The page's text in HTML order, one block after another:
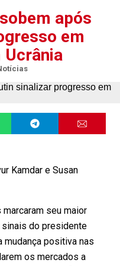
após
em
Ucrânia
Kamdar e Susan
seu maior
sinais do presidente
mudança positiva nas
os mercados a